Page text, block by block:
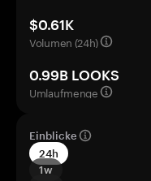
$0.61K
Volumen (24h)
0.99B LOOKS
Umlaufmenge
Einblicke
24h
1w